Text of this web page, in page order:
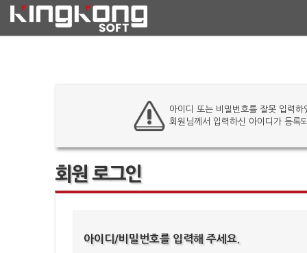
아이디 또는 비밀번호를 잘못 입력하
회원님께서 입력하신 아이디가 등록
회원 로그인
아이디/비밀번호를 입력해 주세요.